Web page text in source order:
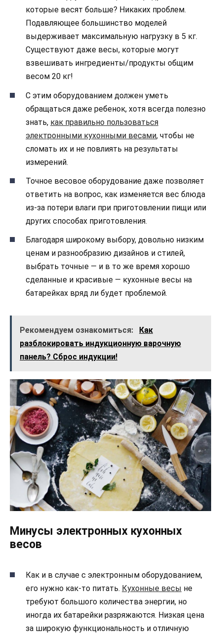
которые весят больше? Никаких проблем.
Подавляющее большинство моделей
выдерживает максимальную нагрузку в 5 кг.
Существуют даже весы, которые могут
взвешивать ингредиенты/продукты общим
весом 20 кг!
С этим оборудованием должен уметь
обращаться даже ребенок, хотя всегда полезно
знать, как правильно пользоваться
электронными кухонными весами, чтобы не
сломать их и не повлиять на результаты
измерений.
Точное весовое оборудование даже позволяет
ответить на вопрос, как изменяется вес блюда
из-за потери влаги при приготовлении пищи или
других способах приготовления.
Благодаря широкому выбору, довольно низким
ценам и разнообразию дизайнов и стилей,
выбрать точные — и в то же время хорошо
сделанные и красивые — кухонные весы на
батарейках вряд ли будет проблемой.
Рекомендуем ознакомиться:
Как
разблокировать индукционную варочную
панель? Сброс индукции!
Минусы электронных кухонных
весов
Как и в случае с электронным оборудованием,
его нужно как-то питать. Кухонные весы не
требуют большого количества энергии, но
иногда их батарейки разряжаются. Низкая цена
за широкую функциональность и отличную